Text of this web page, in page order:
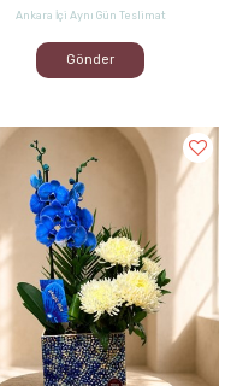
Ankara İçi Aynı Gün Teslimat
Gönder